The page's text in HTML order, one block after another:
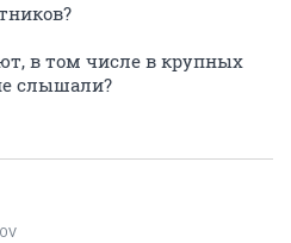
в том числе в крупных
слышали?